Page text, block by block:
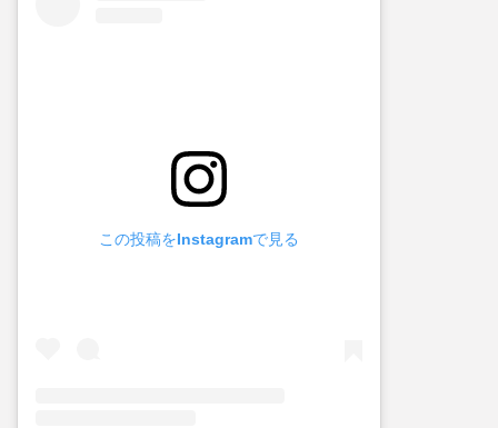
この投稿をInstagramで見る